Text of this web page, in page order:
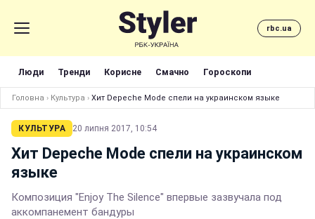
rbc.ua
Люди Тренди Корисне Смачно Гороскопи
Головна › Культура › Хит Depeche Mode спели на украинском языке
КУЛЬТУРА 20 липня 2017, 10:54
Хит Depeche Mode спели на украинском
языке
Композиция "Enjoy The Silence" впервые зазвучала под
аккомпанемент бандуры